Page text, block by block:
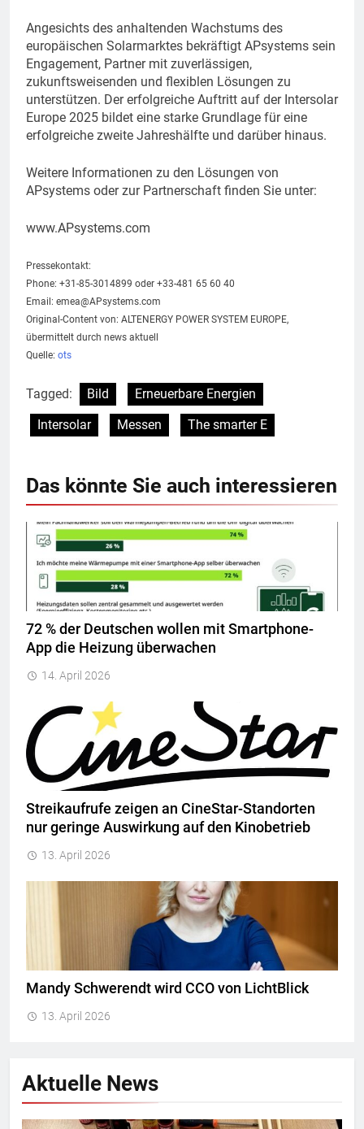
Angesichts des anhaltenden Wachstums des
europäischen Solarmarktes bekräftigt APsystems sein
Engagement, Partner mit zuverlässigen,
zukunftsweisenden und flexiblen Lösungen zu
unterstützen. Der erfolgreiche Auftritt auf der Intersolar
Europe 2025 bildet eine starke Grundlage für eine
erfolgreiche zweite Jahreshälfte und darüber hinaus.
Weitere Informationen zu den Lösungen von
APsystems oder zur Partnerschaft finden Sie unter:
www.APsystems.com
Pressekontakt:
Phone: +31-85-3014899 oder +33-481 65 60 40
Email: emea@APsystems.com
Original-Content von: ALTENERGY POWER SYSTEM EUROPE,
übermittelt durch news aktuell
Quelle: ots
Tagged: Bild
Erneuerbare Energien
Intersolar
Messen The smarter E
Das könnte Sie auch interessieren
72 % der Deutschen wollen mit Smartphone-
App die Heizung überwachen
14. April 2026
Streikaufrufe zeigen an CineStar-Standorten
nur geringe Auswirkung auf den Kinobetrieb
13. April 2026
Mandy Schwerendt wird CCO von LichtBlick
13. April 2026
Aktuelle News